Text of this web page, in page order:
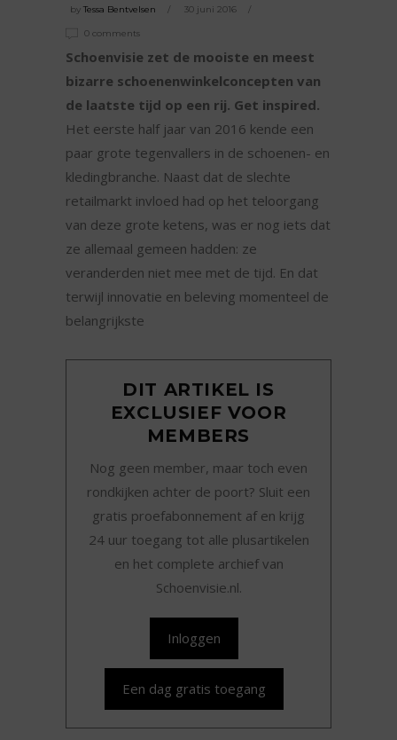
by Tessa Bentvelsen 30 juni 2016
0 comments
Schoenvisie zet de mooiste en meest
bizarre schoenenwinkelconcepten van
de laatste tijd op een rij. Get inspired.
Het eerste half jaar van 2016 kende een
paar grote tegenvallers in de schoenen- en
kledingbranche. Naast dat de slechte
retailmarkt invloed had op het teloorgang
van deze grote ketens, was er nog iets dat
ze allemaal gemeen hadden: ze
veranderden niet mee met de tijd. En dat
terwijl innovatie en beleving momenteel de
belangrijkste
DIT ARTIKEL IS
EXCLUSIEF VOOR
MEMBERS
Nog geen member, maar toch even
rondkijken achter de poort? Sluit een
gratis proefabonnement af en krijg
24 uur toegang tot alle plusartikelen
en het complete archief van
Schoenvisie.nl.
Inloggen
Een dag gratis toegang